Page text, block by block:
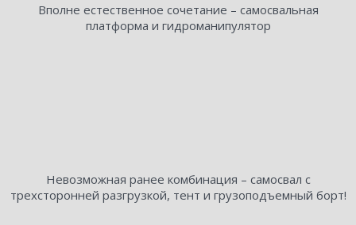
Вполне естественное сочетание – самосвальная
платформа и гидроманипулятор
Невозможная ранее комбинация – самосвал с
трехсторонней разгрузкой, тент и грузоподъемный борт!